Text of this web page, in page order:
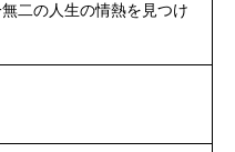
二の人生の情熱を見つけ